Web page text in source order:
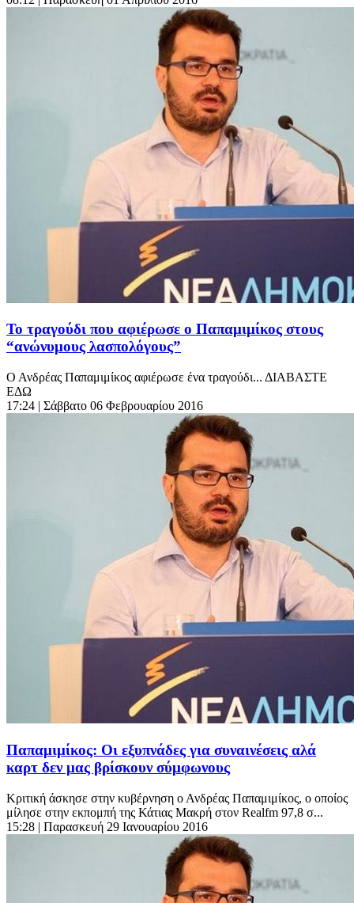
Το τραγούδι που αφιέρωσε ο Παπαμιμίκος στους
“ανώνυμους λασπολόγους”
Ο Ανδρέας Παπαμιμίκος αφιέρωσε ένα τραγούδι... ΔΙΑΒΑΣΤΕ
ΕΔΩ
17:24 | Σάββατο 06 Φεβρουαρίου 2016
Παπαμιμίκος: Οι εξυπνάδες για συναινέσεις αλά
καρτ δεν μας βρίσκουν σύμφωνους
Κριτική άσκησε στην κυβέρνηση ο Ανδρέας Παπαμιμίκος, ο οποίος
μίλησε στην εκπομπή της Κάτιας Μακρή στον Realfm 97,8 σ...
15:28 | Παρασκευή 29 Ιανουαρίου 2016